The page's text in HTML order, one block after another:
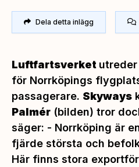
Dela detta inlägg
Luftfartsverket
för Norrköpings
passagerare. Skyways
Palmér (bilden) tror
säger: - Norrköping är
fjärde största och
Här finns stora